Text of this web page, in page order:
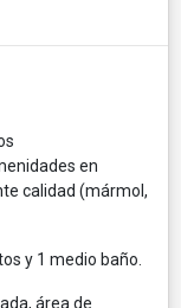
en
calidad (mármol,
y 1 medio baño.
área de